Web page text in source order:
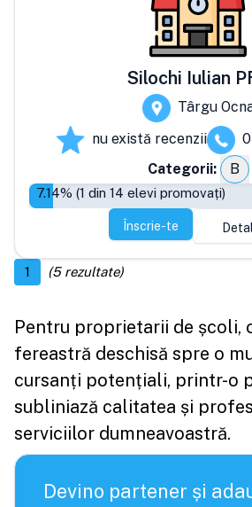
Silochi Iulian
Târgu
nu există recenzii
Categorii:
B
7.14% (1 din 14 elevi promovați)
Înscrie-te
1 (5rezultate)
Pentru proprietarii de școli,
fereastră deschisă spre o
cursanți potențiali, printr-o
subliniază calitatea și
serviciilor dumneavoastră.
Devino partener și